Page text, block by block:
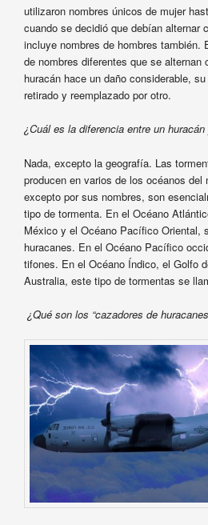
utilizaron nombres únicos de mujer
cuando se decidió que debían alternar
incluye nombres de hombres también.
de nombres diferentes que se alternan
huracán hace un daño considerable,
retirado y reemplazado por otro.
¿Cuál es la diferencia entre un
Nada, excepto la geografía. Las
producen en varios de los océanos del
excepto por sus nombres, son
tipo de tormenta. En el Océano
México y el Océano Pacífico Oriental,
huracanes. En el Océano Pacífico
tifones. En el Océano Índico, el Golfo
Australia, este tipo de tormentas se
¿Qué son los “cazadores de